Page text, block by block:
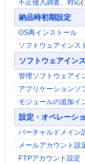
不正侵入調査、対応(
納品時初期設定
OS再インストール
ソフトウェアインス
ソフトウェアイン
管理ソフトウェアイ
アプリケーションソ
モジュールの追加イ
設定・オペレーシ
バーチャルドメイン
メールアカウント設
FTPアカウント設定